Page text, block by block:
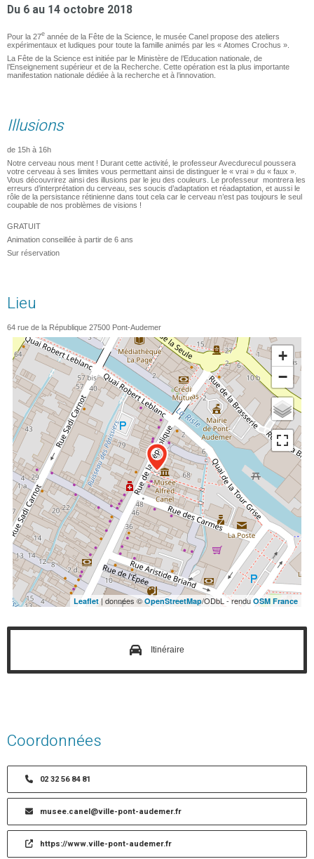
Du 6 au 14 octobre 2018
Pour la 27e année de la Fête de la Science, le musée Canel propose des ateliers
expérimentaux et ludiques pour toute la famille animés par les « Atomes Crochus ».
La Fête de la Science est initiée par le Ministère de l’Education nationale, de
l’Enseignement supérieur et de la Recherche. Cette opération est la plus importante
manifestation nationale dédiée à la recherche et à l’innovation.
Illusions
de 15h à 16h
Notre cerveau nous ment ! Durant cette activité, le professeur Avecdurecul poussera
votre cerveau à ses limites vous permettant ainsi de distinguer le « vrai » du « faux ».
Vous découvrirez ainsi des illusions par le jeu des couleurs. Le professeur montrera les
erreurs d’interprétation du cerveau, ses soucis d’adaptation et réadaptation, et aussi le
rôle de la persistance rétinienne dans tout cela car le cerveau n’est pas toujours le seul
coupable de nos problèmes de visions !
GRATUIT
Animation conseillée à partir de 6 ans
Sur réservation
Lieu
64 rue de la République 27500 Pont-Audemer
+
−
Leaflet| données © OpenStreetMap/ODbL - rendu OSM France
Itinéraire
Coordonnées
02 32 56 84 81
musee.canel@ville-pont-audemer.fr
https://www.ville-pont-audemer.fr